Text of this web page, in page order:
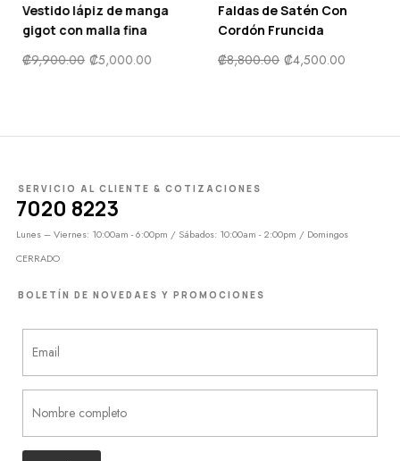
Faldas de Satén Con
Cordón Fruncida
₡8,800.00 ₡4,500.00
Sujetador con encaje
floral con botón falso
SERVICIO AL CLIENTE & COTIZACIONES
7020 8223
Lunes – Viernes: 10:00am - 6:00pm / Sábados: 10:00am - 2:00pm / Domingos
CERRADO
BOLETÍN DE NOVEDAES Y PROMOCIONES